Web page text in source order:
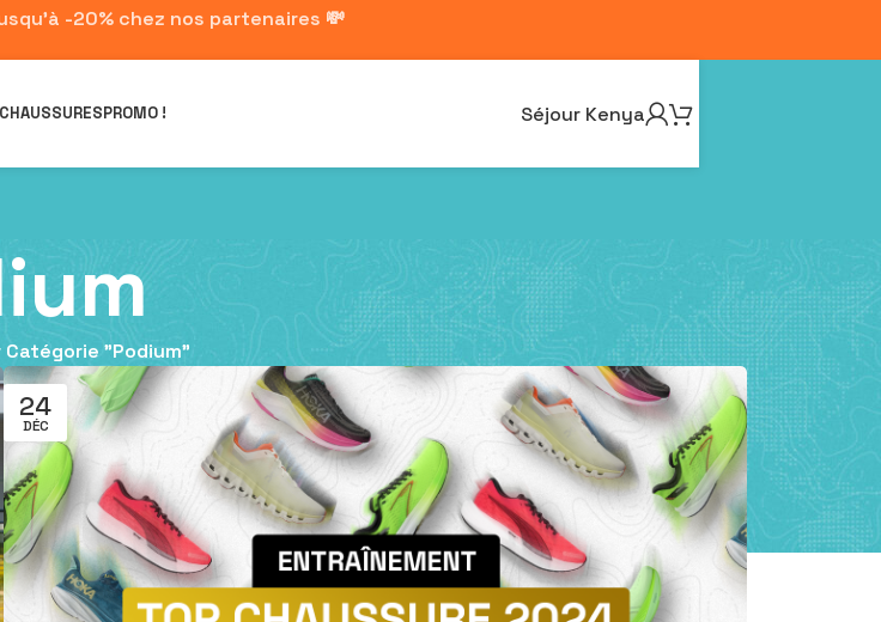
-20% chez nos partenaires 💸
PROMO ! Séjour Kenya
"Podium"
24
DÉC